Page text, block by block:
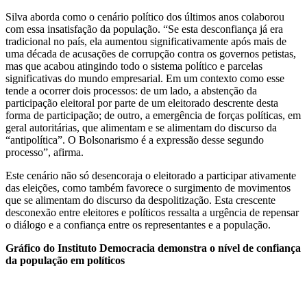
Silva aborda como o cenário político dos últimos anos colaborou
com essa insatisfação da população. “Se esta desconfiança já era
tradicional no país, ela aumentou significativamente após mais de
uma década de acusações de corrupção contra os governos petistas,
mas que acabou atingindo todo o sistema político e parcelas
significativas do mundo empresarial. Em um contexto como esse
tende a ocorrer dois processos: de um lado, a abstenção da
participação eleitoral por parte de um eleitorado descrente desta
forma de participação; de outro, a emergência de forças políticas, em
geral autoritárias, que alimentam e se alimentam do discurso da
“antipolítica”. O Bolsonarismo é a expressão desse segundo
processo”, afirma.
Este cenário não só desencoraja o eleitorado a participar ativamente
das eleições, como também favorece o surgimento de movimentos
que se alimentam do discurso da despolitização. Esta crescente
desconexão entre eleitores e políticos ressalta a urgência de repensar
o diálogo e a confiança entre os representantes e a população.
Gráfico do Instituto Democracia demonstra o nível de confiança
da população em políticos